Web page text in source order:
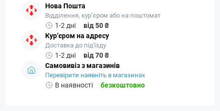
Нова Пошта
Відділення, кур’єром або на поштомат
1-2 дні
від 50 ₴
Кур’єром на адресу
Доставка до під'їзду
1-2 дні
від 70 ₴
Самовивіз з магазинів
Перевірити наявніть в магазинах
В наявності безкоштовно